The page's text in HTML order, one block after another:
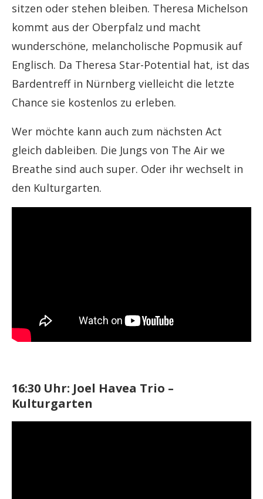
sitzen oder stehen bleiben. Theresa Michelson
kommt aus der Oberpfalz und macht
wunderschöne, melancholische Popmusik auf
Englisch. Da Theresa Star-Potential hat, ist das
Bardentreff in Nürnberg vielleicht die letzte
Chance sie kostenlos zu erleben.
Wer möchte kann auch zum nächsten Act
gleich dableiben. Die Jungs von The Air we
Breathe sind auch super. Oder ihr wechselt in
den Kulturgarten.
16:30 Uhr: Joel Havea Trio –
Kulturgarten